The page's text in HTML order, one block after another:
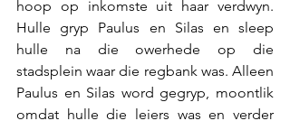
hoop op inkomste uit haar verdwyn.
Hulle gryp Paulus en Silas en sleep
hulle na die owerhede op die
stadsplein waar die regbank was. Alleen
Paulus en Silas word gegryp, moontlik
omdat hulle die leiers was en verder